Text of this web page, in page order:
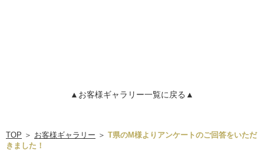
▲お客様ギャラリー一覧に戻る▲
TOP ＞ お客様ギャラリー ＞ T県のM様よりアンケートのご回答をいただ
きました！